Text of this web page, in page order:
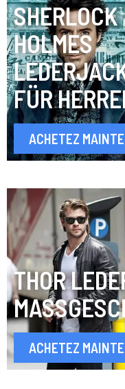
SHERLOCK
HOLMES
FÜR
ACHETEZ
THOR
ACHETEZ